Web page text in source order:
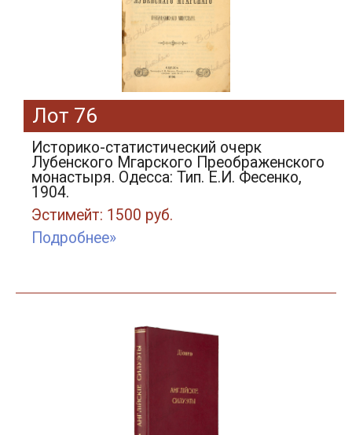
Лот 76
Историко-статистический очерк
Лубенского Мгарского Преображенского
монастыря. Одесса: Тип. Е.И. Фесенко,
1904.
Эстимейт: 1500 руб.
Подробнее»